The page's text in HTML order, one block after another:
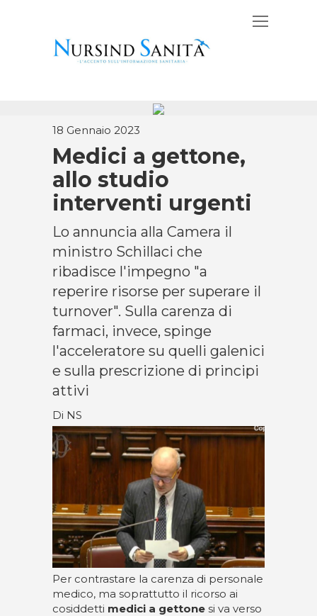
18 Gennaio 2023
Medici a gettone,
allo studio
interventi urgenti
Lo annuncia alla Camera il
ministro Schillaci che
ribadisce l'impegno "a
reperire risorse per superare il
turnover". Sulla carenza di
farmaci, invece, spinge
l'acceleratore su quelli galenici
e sulla prescrizione di principi
attivi
Di NS
Per contrastare la carenza di personale
medico, ma soprattutto il ricorso ai
cosiddetti medici a gettone si va verso